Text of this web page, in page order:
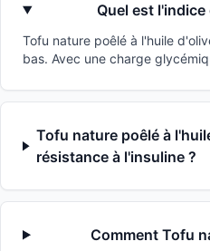
Quel est
Tofu nature poêlé à l'huile
bas. Avec une charge
Tofu nature poêlé à
résistance à l'insuline ?
Comment Tofu